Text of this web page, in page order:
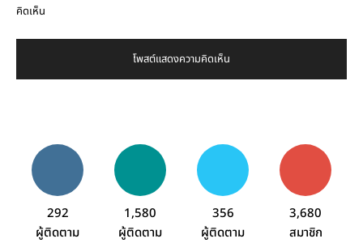
คิดเห็น
292
ผู้ติดตาม
1,580
ผู้ติดตาม
356
ผู้ติดตาม
3,680
สมาชิก